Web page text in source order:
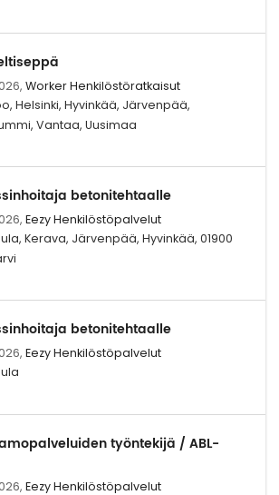
Worker Henkilöstöratkaisut
Helsinki, Hyvinkää, Järvenpää,
Vantaa, Uusimaa
betonitehtaalle
Eezy Henkilöstöpalvelut
Kerava, Järvenpää, Hyvinkää, 01900
betonitehtaalle
Eezy Henkilöstöpalvelut
työntekijä / ABL-
Eezy Henkilöstöpalvelut